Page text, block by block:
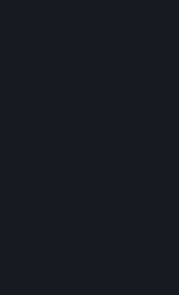
Los regalos que no se hayan
del período estándar de 14
activado también pueden
pero debe ser el receptor del
rembolso. En este caso, los
regalo le serán devueltos al
Si quieres saber cómo funciona
Los reembolsos están
compra de títulos en Steam, no
juegos gratis. Si nos parece que
reembolsos, es posible que
consideramos abuso solicitar
comprado justo antes de unas